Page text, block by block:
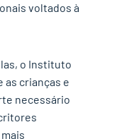
voltados à
o Instituto
crianças e
necessário